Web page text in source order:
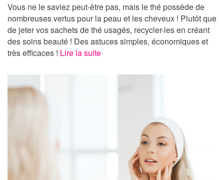
Vous ne le saviez peut-être pas, mais le thé possède de
nombreuses vertus pour la peau et les cheveux ! Plutôt que
de jeter vos sachets de thé usagés, recycler-les en créant
des soins beauté ! Des astuces simples, économiques et
très efficaces ! Lire la suite